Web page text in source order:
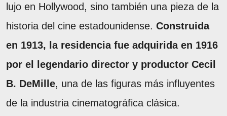
lujo en Hollywood, sino también una pieza de la
historia del cine estadounidense. Construida
en 1913, la residencia fue adquirida en 1916
por el legendario director y productor Cecil
B. DeMille, una de las figuras más influyentes
de la industria cinematográfica clásica.